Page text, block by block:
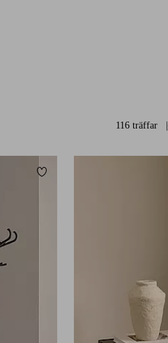
116 träffar
Lägg till i favoriter